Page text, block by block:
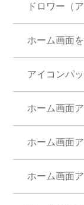
ドロワー（
ホーム画面
アイコンパ
ホーム画面
ホーム画面
ホーム画面